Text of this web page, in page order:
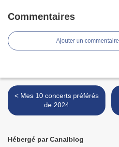
Commentaires
Ajouter un commentaire
< Mes 10 concerts préférés
de 2024
Hébergé par Canalblog